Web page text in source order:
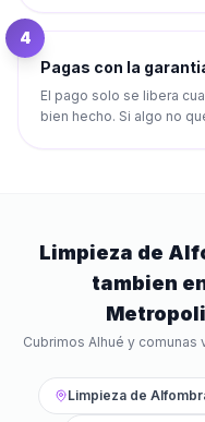
4
Pagas con la
El pago solo se libera
bien hecho. Si algo no
Limpieza de
tambien
Cubrimos Alhué y comunas
Limpieza de